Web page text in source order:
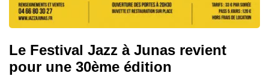
Le Festival Jazz à Junas revient
pour une 30ème édition